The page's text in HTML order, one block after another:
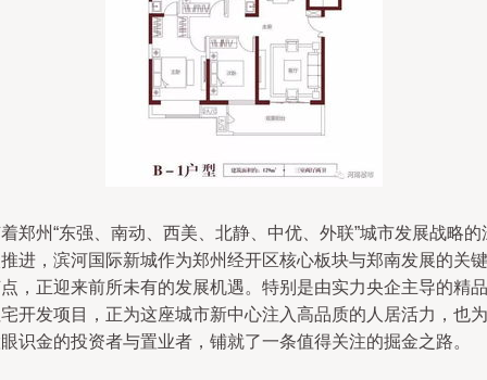
郑州“东强、南动、西美、北静、中优、外联”城市发展战略的
进，滨河国际新城作为郑州经开区核心板块与郑南发展的关键
，正迎来前所未有的发展机遇。特别是由实力央企主导的精品
开发项目，正为这座城市新中心注入高品质的人居活力，也为
识金的投资者与置业者，铺就了一条值得关注的掘金之路。